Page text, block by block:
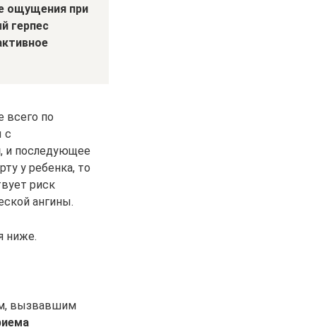
ощущения при
герпес
всего по
с
и последующее
у ребенка, то
риск
ангины.
ниже.
вызвавшим